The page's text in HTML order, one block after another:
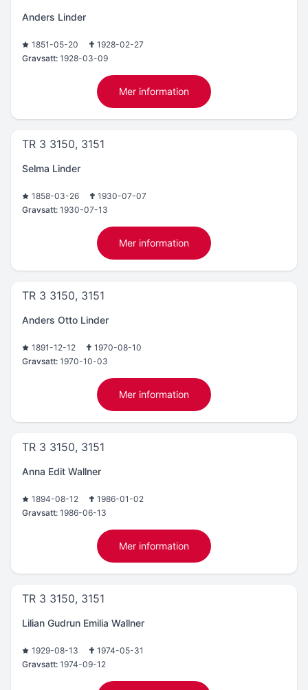
Anders Linder
1851-05-20
1928-02-27
Gravsatt: 1928-03-09
Mer information
TR 3 3150, 3151
Selma Linder
1858-03-26
1930-07-07
Gravsatt: 1930-07-13
Mer information
TR 3 3150, 3151
Anders Otto Linder
1891-12-12
1970-08-10
Gravsatt: 1970-10-03
Mer information
TR 3 3150, 3151
Anna Edit Wallner
1894-08-12
1986-01-02
Gravsatt: 1986-06-13
Mer information
TR 3 3150, 3151
Lilian Gudrun Emilia Wallner
1929-08-13
1974-05-31
Gravsatt: 1974-09-12